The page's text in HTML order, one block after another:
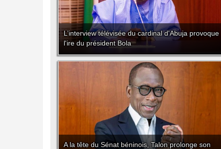
L’interview télévisée du cardinal d'Abuja provoque
l'ire du président Bola
A la tête du Sénat béninois, Talon prolonge son